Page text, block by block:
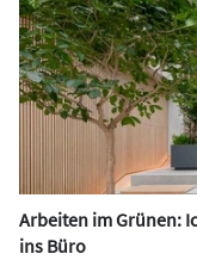
Arbeiten im Grünen:
ins Büro